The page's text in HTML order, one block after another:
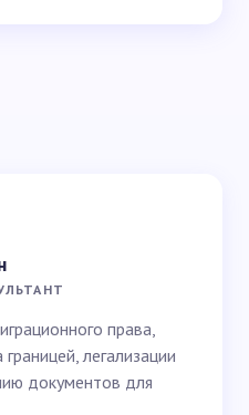
права,
легализации
документов для